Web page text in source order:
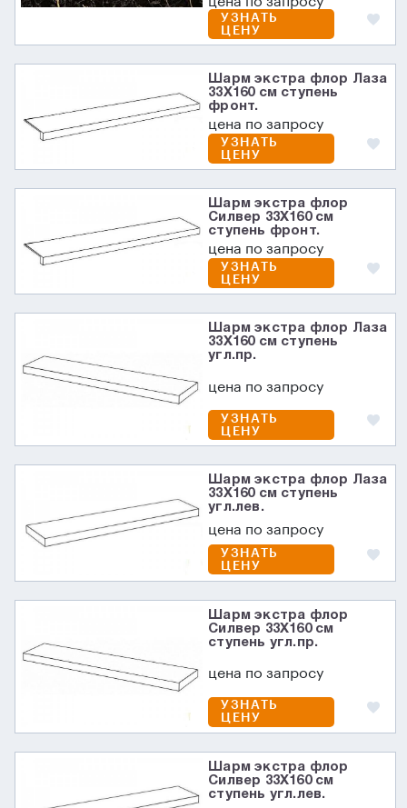
УЗНАТЬ
ЦЕНУ
Шарм экстра флор Лаза
33X160 см ступень
фронт.
цена по запросу
УЗНАТЬ
ЦЕНУ
Шарм экстра флор
Силвер 33X160 см
ступень фронт.
цена по запросу
УЗНАТЬ
ЦЕНУ
Шарм экстра флор Лаза
33X160 см ступень
угл.пр.
цена по запросу
УЗНАТЬ
ЦЕНУ
Шарм экстра флор Лаза
33X160 см ступень
угл.лев.
цена по запросу
УЗНАТЬ
ЦЕНУ
Шарм экстра флор
Силвер 33X160 см
ступень угл.пр.
цена по запросу
УЗНАТЬ
ЦЕНУ
Шарм экстра флор
Силвер 33X160 см
ступень угл.лев.